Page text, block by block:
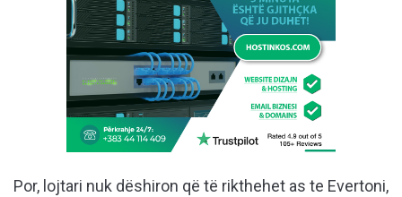
Por, lojtari nuk dëshiron që të rikthehet as te Evertoni,